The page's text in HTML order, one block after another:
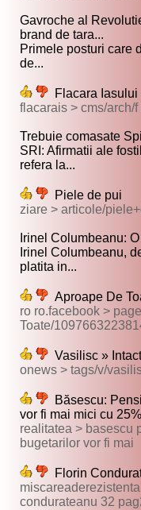
Gavroche al
brand de tara...
Primele posturi care
de...
Flacara Iasului
flacarais > cms/arch/
Trebuie comasate
SRI: Afirmatii ale
refera la...
Piele de pui
ziare > articole/
Irinel Columbeanu:
Irinel Columbeanu,
platita in...
Aproape De
ro ro.facebook >
Toate/
Vasilisc »
onews > tags/v/
Băsescu:
vor fi mai mici cu
realitatea > basescu
bugetarilor vor fi mai
Florin
condurateanu 32